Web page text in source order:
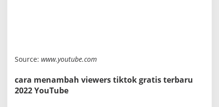
Source: www.youtube.com
cara menambah viewers tiktok gratis terbaru
2022 YouTube